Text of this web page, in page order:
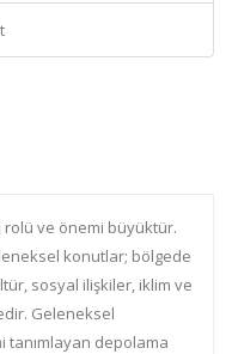
ve önemi büyüktür.
konutlar; bölgede
sosyal ilişkiler, iklim ve
Geleneksel
depolama